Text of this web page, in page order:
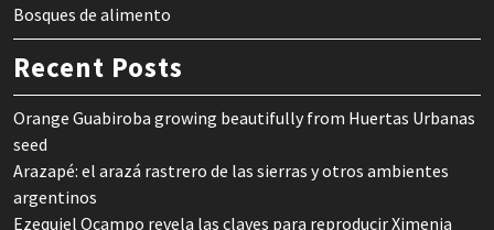
Bosques de alimento
Recent Posts
Orange Guabiroba growing beautifully from Huertas Urbanas
seed
Arazapé: el arazá rastrero de las sierras y otros ambientes
argentinos
Ezequiel Ocampo revela las claves para reproducir Ximenia